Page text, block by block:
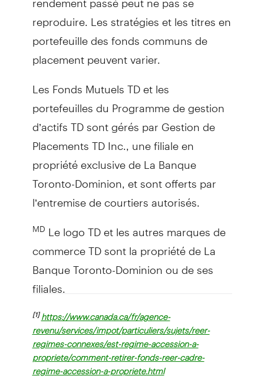
reproduire. Les stratégies et les titres en
portefeuille des fonds communs de
placement peuvent varier.
Les Fonds Mutuels TD et les
portefeuilles du Programme de gestion
d’actifs TD sont gérés par Gestion de
Placements TD Inc., une filiale en
propriété exclusive de La Banque
Toronto-Dominion, et sont offerts par
l’entremise de courtiers autorisés.
MD Le logo TD et les autres marques de
commerce TD sont la propriété de La
Banque Toronto-Dominion ou de ses
filiales.
[1]https://www.canada.ca/fr/agence-
revenu/services/impot/particuliers/sujets/reer-
regimes-connexes/est-regime-accession-a-
propriete/comment-retirer-fonds-reer-cadre-
regime-accession-a-propriete.html